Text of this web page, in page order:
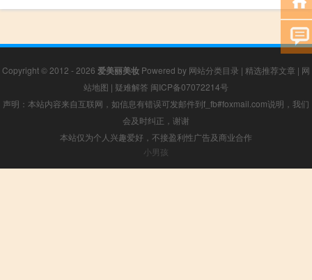
Copyright © 2012 - 2026 爱美丽美妆 Powered by 网站分类目录 | 精选推荐文章 | 网
站地图 | 疑难解答 闽ICP备07072214号
声明：本站内容来自互联网，如信息有错误可发邮件到f_fb#foxmail.com说明，我们
会及时纠正，谢谢
本站仅为个人兴趣爱好，不接盈利性广告及商业合作
小男孩